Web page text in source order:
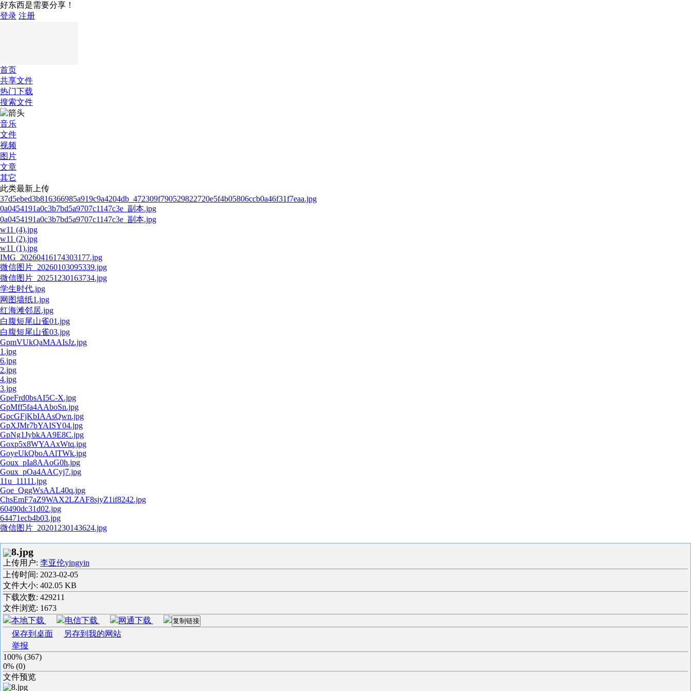
好东西是需要分享！
登录 注册
首页
共享文件
热门下载
搜索文件
音乐
文件
视频
图片
文章
其它
此类最新上传
37d5ebed3b816366985a919c9a4204db_472309f790529822720e5f4b05806ccb0a46f31f7eaa.jpg
0a0454191a0c3b7bd5a9707c1147c3e_副本.jpg
0a0454191a0c3b7bd5a9707c1147c3e_副本.jpg
w11 (4).jpg
w11 (2).jpg
w11 (1).jpg
IMG_20260416174303177.jpg
微信图片_20260103095339.jpg
微信图片_20251230163734.jpg
学生时代.jpg
网图墙纸1.jpg
红海滩邻居.jpg
白腹短尾山雀01.jpg
白腹短尾山雀03.jpg
GpmVUkQaMAAIsJz.jpg
1.jpg
6.jpg
2.jpg
4.jpg
3.jpg
GpeFrd0bsAI5C-X.jpg
GpMff5fa4AAboSn.jpg
GpcGFjKbIAAsQwn.jpg
GpXJMr7bYAISY04.jpg
GpNg1JybkAA9E8C.jpg
Goxp5x8WYAAxWtq.jpg
GoyeUkQboAAlTWk.jpg
Goux_pIa8AAoG0h.jpg
Goux_pOa4AACyj7.jpg
11u_11111.jpg
Goe_QggWsAAL40q.jpg
ChsEmF7aZ9WAX2LZAF8sjyZ1if8242.jpg
60490dc31d02.jpg
64471ecb4b03.jpg
微信图片_20201230143624.jpg
8.jpg
上传用户: 李亚伦yingyin
上传时间: 2023-02-05
文件大小: 402.05 KB
下载次数: 429211
文件浏览: 1673
本地下载
电信下载 网通下载 复制链接
保存到桌面
另存到我的网站
举报
100% (367)
0% (0)
文件预览